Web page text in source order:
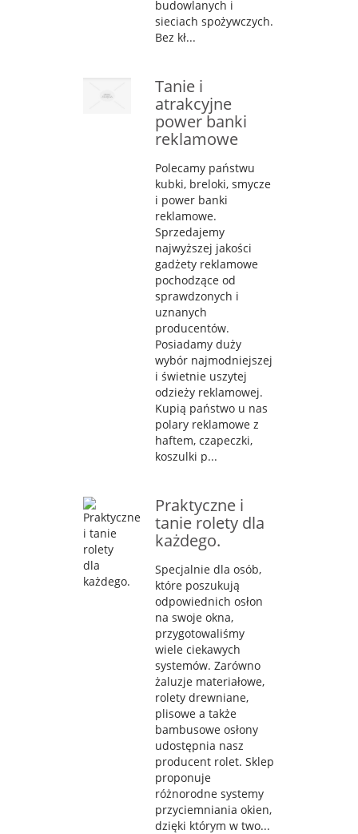
budowlanych i
sieciach spożywczych.
Bez kł...
Tanie i
atrakcyjne
power banki
reklamowe
Polecamy państwu
kubki, breloki, smycze
i power banki
reklamowe.
Sprzedajemy
najwyższej jakości
gadżety reklamowe
pochodzące od
sprawdzonych i
uznanych
producentów.
Posiadamy duży
wybór najmodniejszej
i świetnie uszytej
odzieży reklamowej.
Kupią państwo u nas
polary reklamowe z
haftem, czapeczki,
koszulki p...
Praktyczne i
tanie rolety dla
każdego.
Specjalnie dla osób,
które poszukują
odpowiednich osłon
na swoje okna,
przygotowaliśmy
wiele ciekawych
systemów. Zarówno
żaluzje materiałowe,
rolety drewniane,
plisowe a także
bambusowe osłony
udostępnia nasz
producent rolet. Sklep
proponuje
różnorodne systemy
przyciemniania okien,
dzięki którym w two...